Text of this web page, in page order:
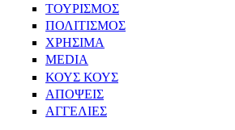
ΤΟΥΡΙΣΜΟΣ
ΠΟΛΙΤΙΣΜΟΣ
ΧΡΗΣΙΜΑ
MEDIA
ΚΟΥΣ ΚΟΥΣ
ΑΠΟΨΕΙΣ
ΑΓΓΕΛΙΕΣ